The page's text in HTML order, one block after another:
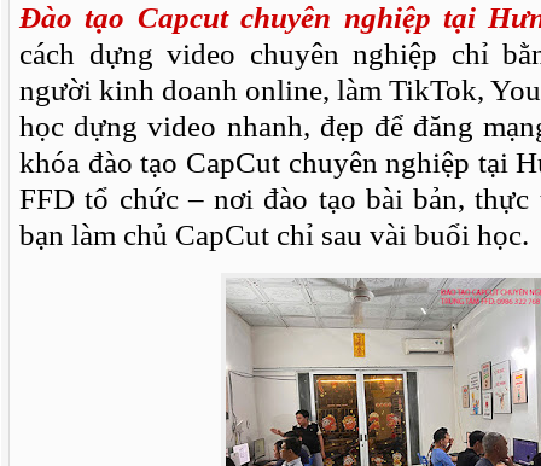
Đào tạo Capcut chuyên nghiệp tại
cách dựng video chuyên nghiệp chỉ
người kinh doanh online, làm TikTok,
học dựng video nhanh, đẹp để đăng
khóa đào tạo CapCut chuyên nghiệp tại
FFD tổ chức – nơi đào tạo bài bản,
bạn làm chủ CapCut chỉ sau vài buổi học.